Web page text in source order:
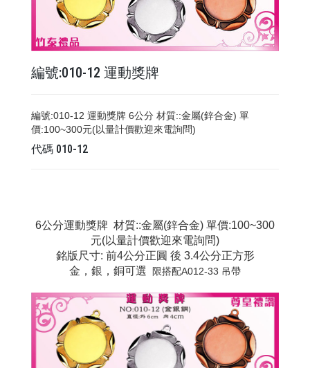
編號:010-12 運動獎牌
編號:010-12 運動獎牌 6公分 材質::金屬(鋅合金) 單
價:100~300元(以量計價歡迎來電詢問)
代碼 010-12
6公分運動獎牌 材質::金屬(鋅合金) 單價:100~300
元(以量計價歡迎來電詢問)
銘版尺寸: 前4公分正圓 後 3.4公分正方形
金，銀，銅可選
限搭配A012-33 吊帶